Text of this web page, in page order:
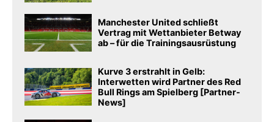
Manchester United schließt
Vertrag mit Wettanbieter Betway
ab – für die Trainingsausrüstung
Kurve 3 erstrahlt in Gelb:
Interwetten wird Partner des Red
Bull Rings am Spielberg [Partner-
News]